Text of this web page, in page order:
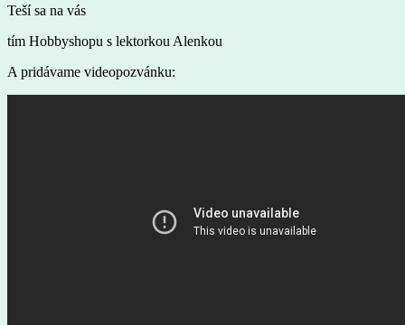
Teší sa na vás
tím Hobbyshopu s lektorkou Alenkou
A pridávame videopozvánku: